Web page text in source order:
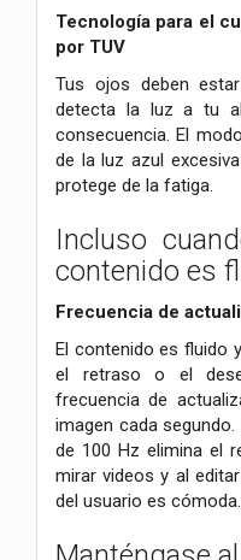
Tecnología para el
por TUV
Tus ojos deben
detecta la luz a tu
consecuencia. El
de la luz azul
protege de la fatiga.
Incluso
contenido es
Frecuencia de
El contenido es fluido
el retraso o el
frecuencia de
imagen cada
de 100 Hz elimina el
mirar videos y al
del usuario es cómoda.